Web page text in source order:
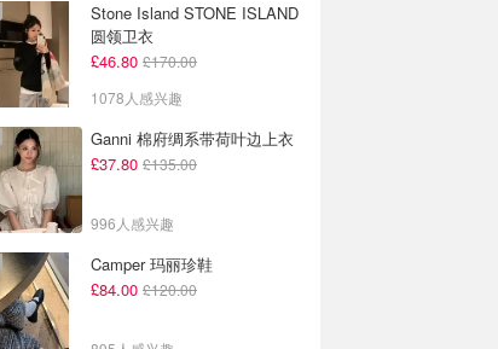
Stone Island STONE ISLAND
圆领卫衣
£46.80 £170.00
1078人感兴趣
Ganni 棉府绸系带荷叶边上衣
£37.80 £135.00
996人感兴趣
Camper 玛丽珍鞋
£84.00 £120.00